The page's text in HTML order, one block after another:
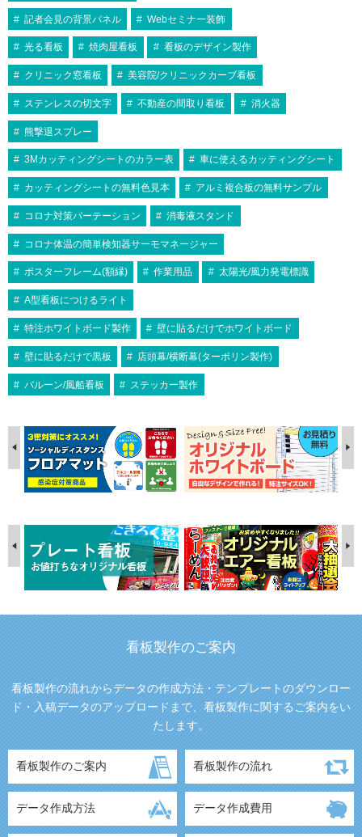
記者会見の背景パネル Webセミナー装飾
光る看板 焼肉屋看板 看板のデザイン製作
クリニック窓看板 美容院/クリニックカーブ看板
ステンレスの切文字 不動産の間取り看板 消火器
熊撃退スプレー
3Mカッティングシートのカラー表 車に使えるカッティングシート
カッティングシートの無料色見本 アルミ複合板の無料サンプル
コロナ対策パーテーション 消毒液スタンド
コロナ体温の簡単検知器サーモマネージャー
ポスターフレーム(額縁) 作業用品 太陽光/風力発電標識
A型看板につけるライト
特注ホワイトボード製作 壁に貼るだけでホワイトボード
壁に貼るだけで黒板 店頭幕/横断幕(ターポリン製作)
バルーン/風船看板 ステッカー製作
看板製作のご案内
看板製作の流れからデータの作成方法・テンプレートのダウンロー
ド・入稿データのアップロードまで、看板製作に関するご案内をい
たします。
看板製作のご案内 看板製作の流れ
データ作成方法 データ作成費用